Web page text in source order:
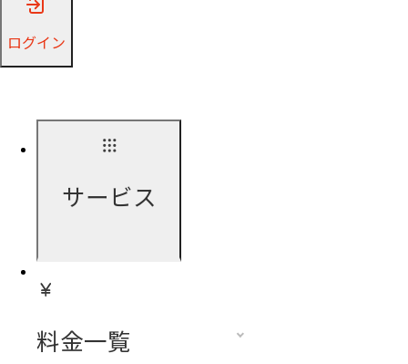
ログイン
サービス
料金一覧